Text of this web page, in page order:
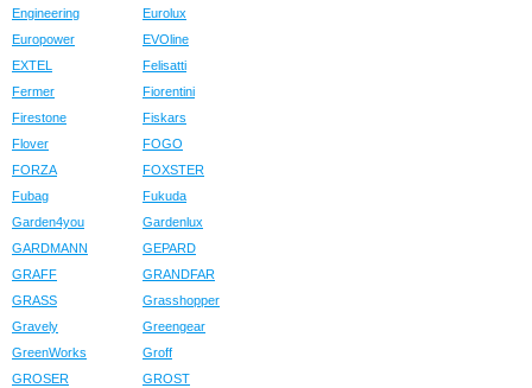
Engineering
Eurolux
Europower
EVOline
EXTEL
Felisatti
Fermer
Fiorentini
Firestone
Fiskars
Flover
FOGO
FORZA
FOXSTER
Fubag
Fukuda
Garden4you
Gardenlux
GARDMANN
GEPARD
GRAFF
GRANDFAR
GRASS
Grasshopper
Gravely
Greengear
GreenWorks
Groff
GROSER
GROST